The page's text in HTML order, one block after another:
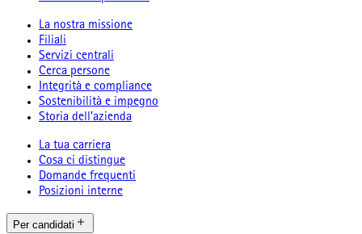
La nostra missione
Filiali
Servizi centrali
Cerca persone
Integrità e compliance
Sostenibilità e impegno
Storia dell’azienda
La tua carriera
Cosa ci distingue
Domande frequenti
Posizioni interne
Per candidati